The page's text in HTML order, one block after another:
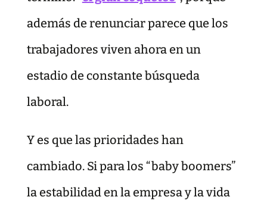
además de renunciar parece que los
trabajadores viven ahora en un
estadio de constante búsqueda
laboral.
Y es que las prioridades han
cambiado. Si para los “baby boomers”
la estabilidad en la empresa y la vida